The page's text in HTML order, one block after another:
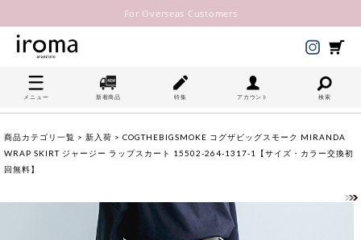
For Overseas Customers
メニュー 新着商品 特集 アカウント 検索
商品カテゴリ一覧 > 新入荷 > COGTHEBIGSMOKE コグザビッグスモーク MIRANDA
WRAP SKIRT ジャージー ラップスカート 15502-264-1317-1【サイズ・カラー交換初
回無料】